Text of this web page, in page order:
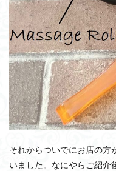
それからついでにお店の方
いました。なにやらご紹介